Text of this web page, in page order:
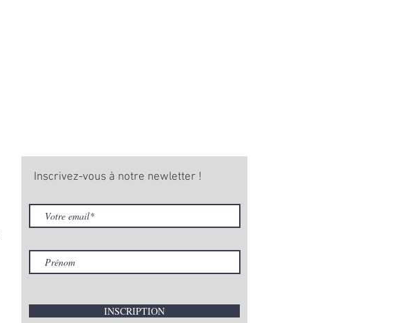
Inscrivez-vous à notre newletter !
INSCRIPTION